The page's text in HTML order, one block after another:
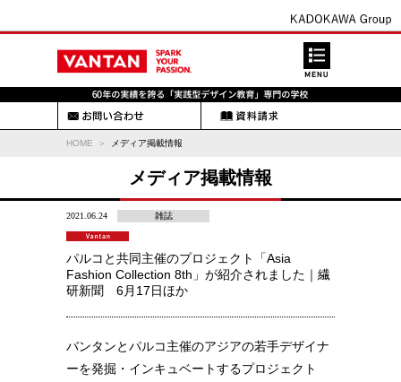
HOME メディア掲載情報
メディア掲載情報
2021.06.24 雑誌
パルコと共同主催のプロジェクト「Asia
Fashion Collection 8th」が紹介されました｜繊
研新聞 6月17日ほか
バンタンとパルコ主催のアジアの若手デザイナ
ーを発掘・インキュベートするプロジェクト